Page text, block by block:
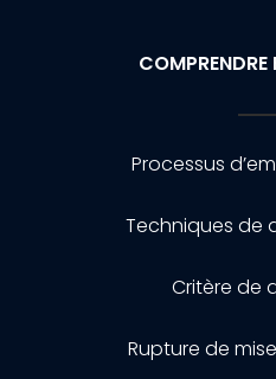
COMPRENDRE
Processus
Techniques de
Critère de
Rupture de